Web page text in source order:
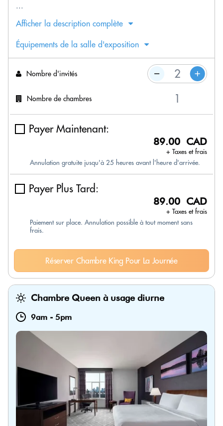
...
Afficher la description complète
Équipements de la salle d'exposition
Nombre d'invités
Nombre de chambres
Payer Maintenant:
89.00 CAD
+ Taxes et frais
Annulation gratuite jusqu'à 25 heures avant l'heure d'arrivée.
Payer Plus Tard:
89.00 CAD
+ Taxes et frais
Paiement sur place. Annulation possible à tout moment sans
frais.
Réserver Chambre King Pour La Journée
Chambre Queen à usage diurne
9am - 5pm